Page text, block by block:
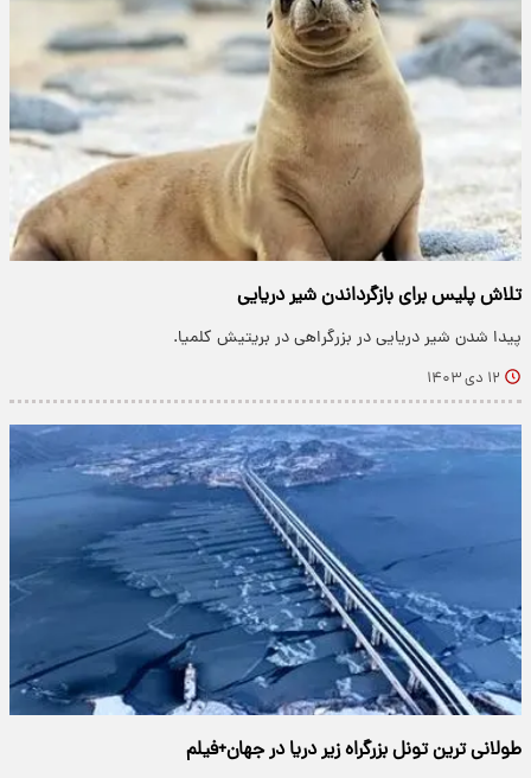
تلاش پلیس برای بازگرداندن شیر دریایی
پیدا شدن شیر دریایی در بزرگراهی در بریتیش کلمیا.
۱۲ دی ۱۴۰۳
طولانی ترین تونل بزرگراه زیر دریا در جهان+فیلم